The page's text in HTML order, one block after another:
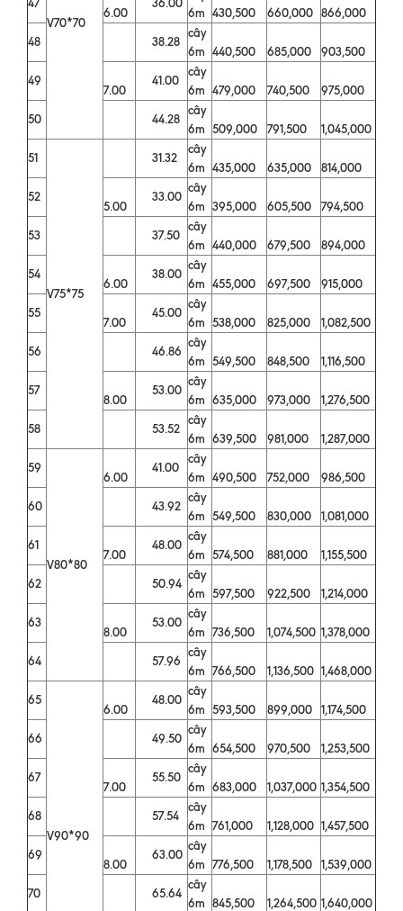
V70*70
6.00
6m 430,500 660,000 866,000
48
38.28
cây
6m 440,500 685,000
903,500
49
7.00
41.00
cây
6m 479,000 740,500
975,000
50
44.28
cây
6m 509,000 791,500
1,045,000
51
V75*75
31.32
cây
6m 435,000 635,000
814,000
52
5.00
33.00
cây
6m 395,000 605,500
794,500
53
37.50
cây
6m 440,000 679,500
894,000
54
6.00
38.00
cây
6m 455,000 697,500
915,000
55
7.00
45.00
cây
6m 538,000 825,000
1,082,500
56
46.86
cây
6m 549,500 848,500
1,116,500
57
8.00
53.00
cây
6m 635,000 973,000
1,276,500
58
53.52
cây
6m 639,500 981,000
1,287,000
59
V80*80
6.00
41.00
cây
6m 490,500 752,000
986,500
60
43.92
cây
6m 549,500 830,000
1,081,000
61
7.00
48.00
cây
6m 574,500 881,000
1,155,500
62
50.94
cây
6m 597,500 922,500
1,214,000
63
8.00
53.00
cây
6m 736,500 1,074,500 1,378,000
64
57.96
cây
6m 766,500 1,136,500 1,468,000
65
V90*90
6.00
48.00
cây
6m 593,500 899,000
1,174,500
66
49.50
cây
6m 654,500 970,500
1,253,500
67
7.00
55.50
cây
6m 683,000 1,037,000 1,354,500
68
57.54
cây
6m 761,000 1,128,000 1,457,500
69
8.00
63.00
cây
6m 776,500 1,178,500
1,539,000
70
65.64
cây
6m 845,500 1,264,500 1,640,000